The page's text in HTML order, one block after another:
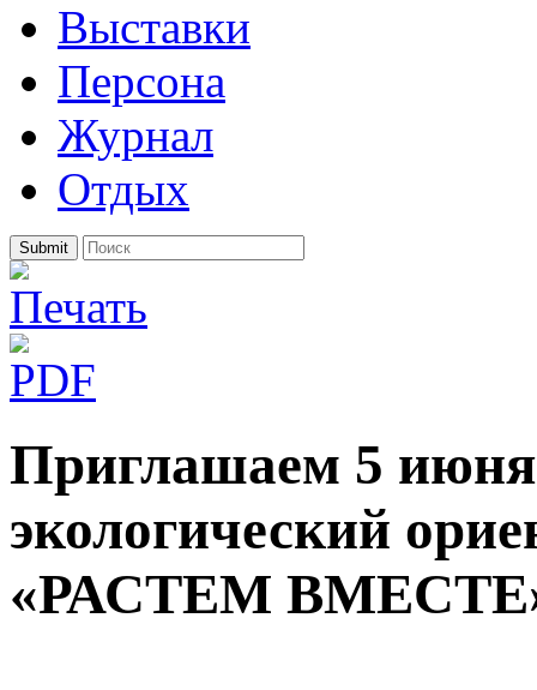
Выставки
Персона
Журнал
Отдых
Submit
Приглашаем 5
экологический
«РАСТЕМ